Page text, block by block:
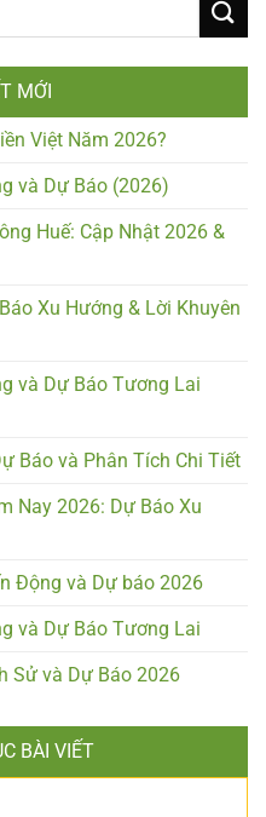
MỚI
Việt Năm 2026?
và Dự Báo (2026)
Huế: Cập Nhật 2026 &
Xu Hướng & Lời Khuyên
và Dự Báo Tương Lai
Báo và Phân Tích Chi Tiết
Nay 2026: Dự Báo Xu
Động và Dự báo 2026
và Dự Báo Tương Lai
Sử và Dự Báo 2026
BÀI VIẾT